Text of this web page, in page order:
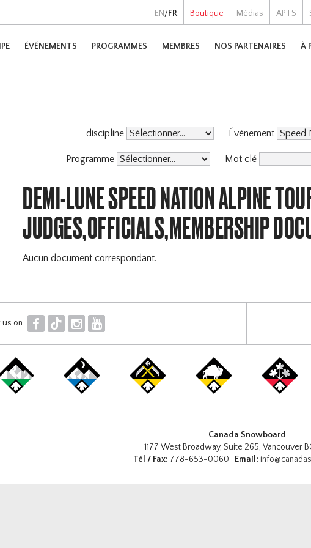
EN/FR Boutique Médias APTS
ÉVÉNEMENTS PROGRAMMES MEMBRES NOS PARTENAIRES À
discipline Événement
Programme Mot clé
DEMI-LUNE SPEED NATION ALPINE
JUDGES,OFFICIALS,MEMBERSHIP
Aucun document correspondant.
us on F T I Y
Canada Snowboard
1177 West Broadway, Suite 265, Vancouver
Tél / Fax: 778-653-0060 Email: